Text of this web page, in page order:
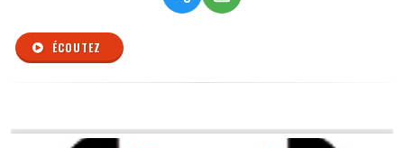
ÉCOUTEZ